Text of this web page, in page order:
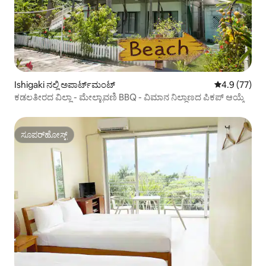
Ishigaki ನಲ್ಲಿ ಅಪಾರ್ಟ್‌ಮಂಟ್ 5 ರಲ್ಲಿ 4.9
4.9 (77)
ಕಡಲತೀರದ ವಿಲ್ಲಾ - ಮೇಲ್ಛಾವಣಿ BBQ - ವಿಮಾನ ನಿಲ್ದಾಣದ ಪಿಕಪ್ ಆಯ್ಕೆ
ಸೂಪರ್‌ಹೋಸ್ಟ್
ಸೂಪರ್‌ಹೋಸ್ಟ್